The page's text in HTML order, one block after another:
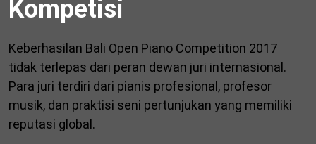
Kompetisi
Keberhasilan Bali Open Piano Competition 2017
tidak terlepas dari peran dewan juri internasional.
Para juri terdiri dari pianis profesional, profesor
musik, dan praktisi seni pertunjukan yang memiliki
reputasi global.